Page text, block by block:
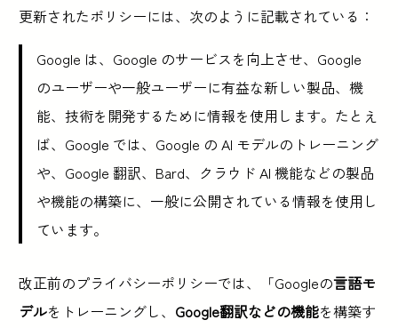
更新されたポリシーには、次のように記載されている：
Google は、Google のサービスを向上させ、Google
のユーザーや一般ユーザーに有益な新しい製品、機
能、技術を開発するために情報を使用します。たとえ
ば、Google では、Google の AI モデルのトレーニング
や、Google 翻訳、Bard、クラウド AI 機能などの製品
や機能の構築に、一般に公開されている情報を使用し
ています。
改正前のプライバシーポリシーでは、「Googleの言語モ
デルをトレーニングし、 Google翻訳などの機能を構築す